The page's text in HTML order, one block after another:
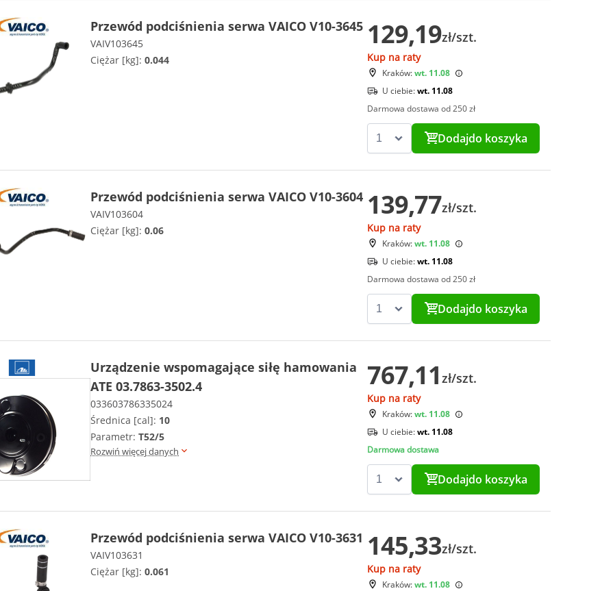
Przewód podciśnienia serwa VAICO V10-3645
VAIV103645
Ciężar [kg]: 0.044
129,19zł/szt.
Kup na raty
Kraków:wt. 11.08
U ciebie:wt. 11.08
Darmowa dostawa od 250 zł
Dodajdo koszyka
Przewód podciśnienia serwa VAICO V10-3604
VAIV103604
Ciężar [kg]: 0.06
139,77zł/szt.
Kup na raty
Kraków:wt. 11.08
U ciebie:wt. 11.08
Darmowa dostawa od 250 zł
Dodajdo koszyka
Urządzenie wspomagające siłę hamowania
ATE 03.7863-3502.4
033603786335024
Średnica [cal]: 10
Parametr: T52/5
Rozwiń więcej danych
767,11 zł/szt.
Kup na raty
Kraków:wt. 11.08
U ciebie:wt. 11.08
Darmowa dostawa
Dodajdo koszyka
Przewód podciśnienia serwa VAICO V10-3631
VAIV103631
Ciężar [kg]: 0.061
145,33zł/szt.
Kup na raty
Kraków:wt. 11.08